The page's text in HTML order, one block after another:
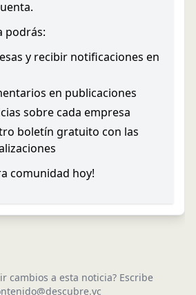
podrás:
y recibir notificaciones en
en publicaciones
sobre cada empresa
boletín gratuito con las
comunidad hoy!
cambios a esta noticia? Escribe